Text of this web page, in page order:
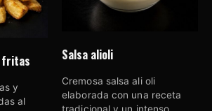
fritas
y
al
Salsa alioli
Cremosa salsa ali oli
elaborada con una receta